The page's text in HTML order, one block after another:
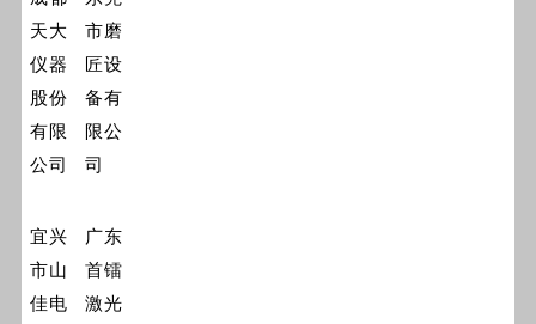
天大
仪器
股份
有限
公司
市磨
匠设
备有
限公
司
宜兴
市山
佳电
广东
首镭
激光